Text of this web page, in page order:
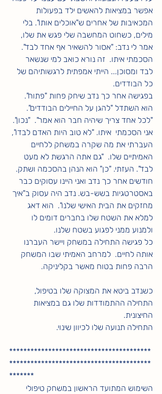
אפשר במציאות להאשים ילד בפעולות
המכאיבות של אחרים ש"אוכלים אותו". בלי
מילים, כשחוט המחשבה שלי פגש את שלו,
אמר לי נדב: "אסור להשאיר אף אחד לבד".
הסכמתי איתו.  זה נורא כואב למי שנשאר
לבד ומסוכן... הייתי אמפתית לרגשותיהם של
כל הבודדים.
בפגישה אחר כך נדב שיחק פחות "פתוח".
הוא השתדל "להגן על החיילים הבודדים".
"לכל אחד צריך שיהיה חבר הוא אמר".  "נכון".
אני הסכמתי  איתו. "לא טוב היות האדם לבדו",
העברתי את מה שקרה במשחק ללחיים
האמיתיים שלו.  "גם אתה הרגשת לא מעט
לבד". העזתי. "כן" הוא הנהן בהסכמה ושתק.
חודשים אחר כך נדב ואני היינו עסוקים כבר
באסטרטגיות בשש-בש. נדב היה עסוק ב"איך
מחזקים את הבית האישי שלנו".  הוא דאג
למלא את השטח שלו בחברים דומים לו
ולמנוע ממני לפגוע בשטח שלנו.
כל פגישה התחילה במשחק ויישר העברנו
אותה לחיים.  למרחב האמיתי שבו המשחק
הרבה פחות בטוח מאשר בקליניקה.
כשנדב ביטא את המצוקה שלו בטיפול,
התחילה ההתמודדות שלו גם במציאות
החיצונית.
התחילה תנועה שלו לכיוון שינוי.
****************************************
****************************************
*******
השימוש המתועד הראשון במשחק טיפולי